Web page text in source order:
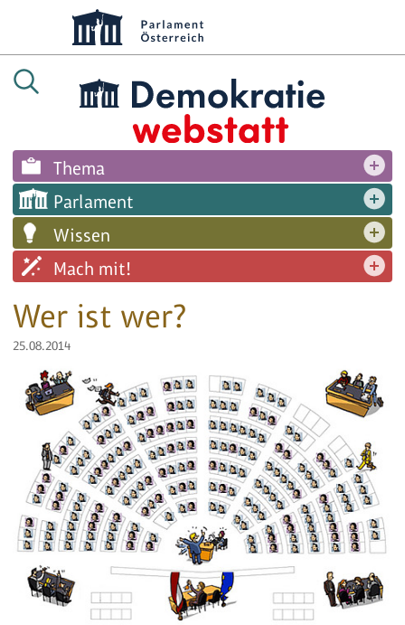
Thema
Parlament
Wissen
Mach mit!
Wer ist wer?
25.08.2014